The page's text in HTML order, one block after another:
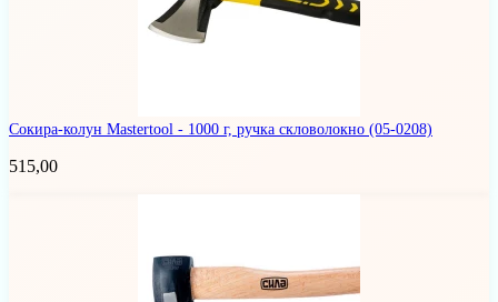
Сокира-колун Mastertool - 1000 г, ручка скловолокно (05-0208)
515,00